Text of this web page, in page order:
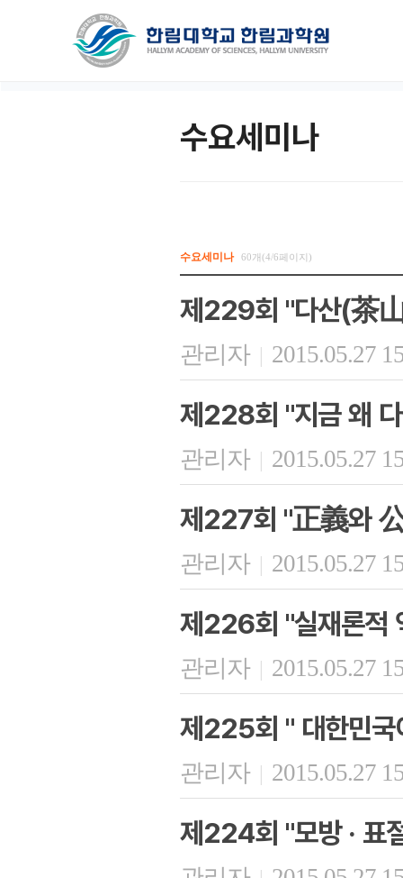
수요세미나
수요세미나 60개(4/6페이지)
제229회 "다산(茶
관리자 | 2015.05.27
제228회 "지금 왜
관리자 | 2015.05.27
제227회 "正義와
관리자 | 2015.05.27
제226회 "실재론적
관리자 | 2015.05.27
제225회 " 대한민국
관리자 | 2015.05.27
제224회 "모방 · 표